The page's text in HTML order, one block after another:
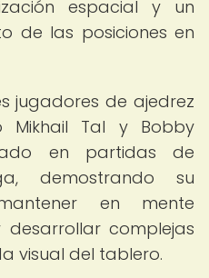
espacial y un
de las posiciones en
jugadores de ajedrez
Mikhail Tal y Bobby
en partidas de
demostrando su
en mente
desarrollar complejas
visual del tablero.